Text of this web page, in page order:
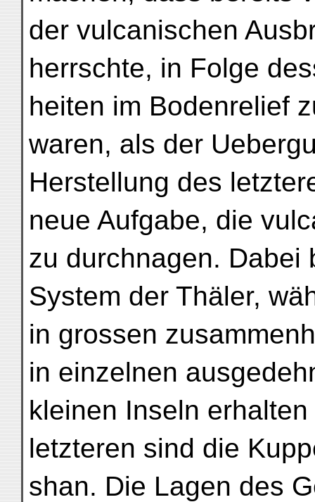
der vulcanischen
herrschte, in Folge
heiten im Bodenrelief
waren, als der
Herstellung des
neue Aufgabe, die
zu durchnagen. Dabei
System der Thäler,
in grossen
in einzelnen
kleinen Inseln
letzteren sind die
shan. Die Lagen des